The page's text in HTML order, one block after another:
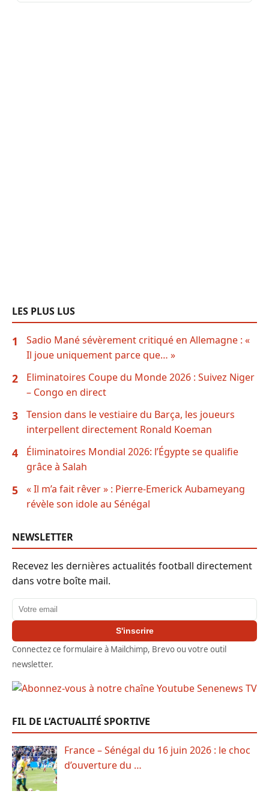
LES PLUS LUS
1
Sadio Mané sévèrement critiqué en Allemagne : «
Il joue uniquement parce que… »
2
Eliminatoires Coupe du Monde 2026 : Suivez Niger
– Congo en direct
3
Tension dans le vestiaire du Barça, les joueurs
interpellent directement Ronald Koeman
4
Éliminatoires Mondial 2026: l’Égypte se qualifie
grâce à Salah
5
« Il m’a fait rêver » : Pierre-Emerick Aubameyang
révèle son idole au Sénégal
NEWSLETTER
Recevez les dernières actualités football directement
dans votre boîte mail.
Adresse email
S'inscrire
Connectez ce formulaire à Mailchimp, Brevo ou votre outil
newsletter.
FIL DE L’ACTUALITÉ SPORTIVE
France – Sénégal du 16 juin 2026 : le choc
d’ouverture du …